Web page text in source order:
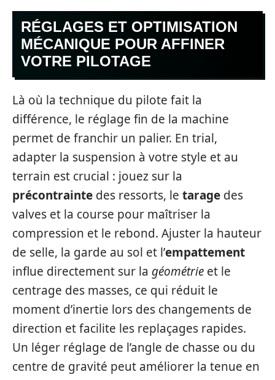
RÉGLAGES ET OPTIMISATION
MÉCANIQUE POUR AFFINER
VOTRE PILOTAGE
Là où la technique du pilote fait la
différence, le réglage fin de la machine
permet de franchir un palier. En trial,
adapter la suspension à votre style et au
terrain est crucial : jouez sur la
précontrainte des ressorts, le tarage des
valves et la course pour maîtriser la
compression et le rebond. Ajuster la hauteur
de selle, la garde au sol et l’empattement
influe directement sur la géométrie et le
centrage des masses, ce qui réduit le
moment d’inertie lors des changements de
direction et facilite les replaçages rapides.
Un léger réglage de l’angle de chasse ou du
centre de gravité peut améliorer la tenue en